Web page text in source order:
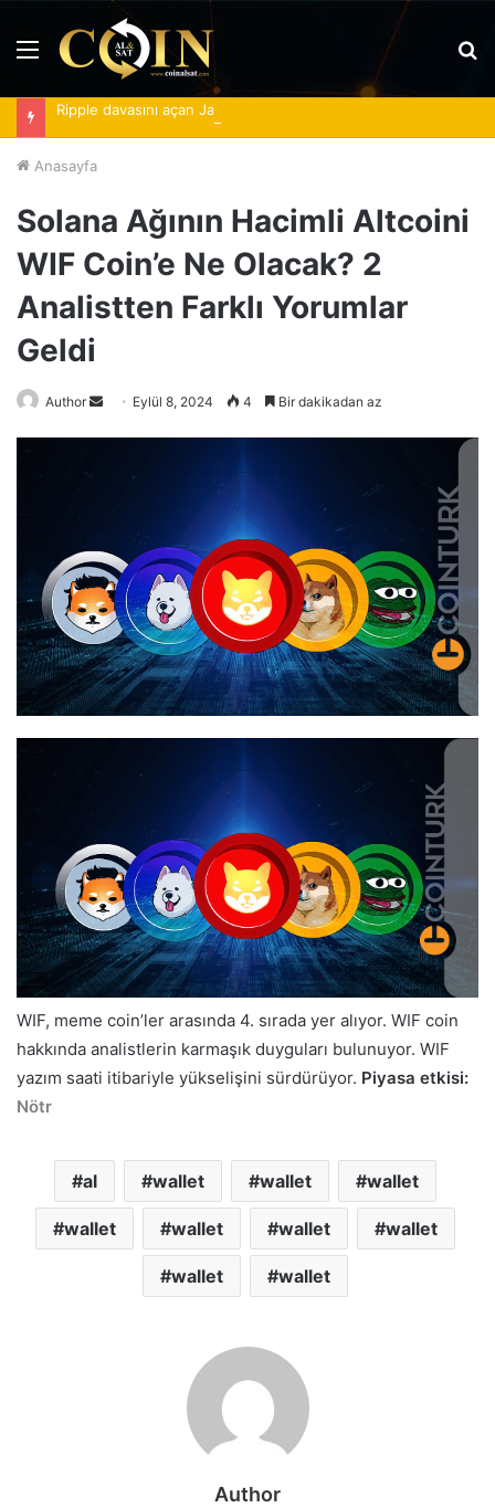
Menü
Ripple davasını açan Jay Clayton, ABD istihbarat şefi oldu
Anasayfa
Solana Ağının Hacimli Altcoini
WIF Coin’e Ne Olacak? 2
Analistten Farklı Yorumlar
Geldi
Author
Bir
göndermek
Eylül 8, 2024 4 Bir dakikadan az
WIF, meme coin’ler arasında 4. sırada yer alıyor. WIF coin
hakkında analistlerin karmaşık duyguları bulunuyor. WIF
yazım saati itibariyle yükselişini sürdürüyor. Piyasa etkisi:
Nötr
al wallet wallet wallet
wallet wallet wallet wallet
wallet wallet
Author